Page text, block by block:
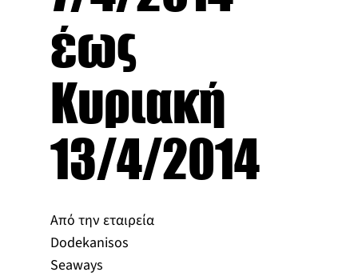
έως
Κυριακή
13/4/2014
Από την εταιρεία
Dodekanisos
Seaways